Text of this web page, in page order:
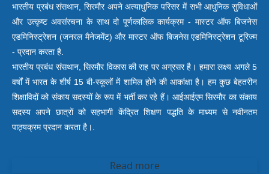
भारतीय प्रबंध संसथान, सिरमौर अपने अत्याधुनिक परिसर में सभी आधुनिक सुविधाओं
और उत्कृष्ट अवसंरचना के साथ दो पूर्णकालिक कार्यक्रम - मास्टर ऑफ बिजनेस
एडमिनिस्ट्रेशन (जनरल मैनेजमेंट) और मास्टर ऑफ बिजनेस एडमिनिस्ट्रेशन टूरिज्म
- प्रदान करता है.
भारतीय प्रबंध संसथान, सिरमौर विकास की राह पर अग्रसर है। हमारा लक्ष्य अगले 5
वर्षों में भारत के शीर्ष 15 बी-स्कूलों में शामिल होने की आकांक्षा है। हम कुछ बेहतरीन
शिक्षाविदों को संकाय सदस्यों के रूप में भर्ती कर रहे हैं। आईआईएम सिरमौर का संकाय
सदस्य अपने छात्रों को सहभागी केंद्रित शिक्षण पद्धति के माध्यम से नवीनतम
पाठ्यक्रम प्रदान करता है।.
Read more